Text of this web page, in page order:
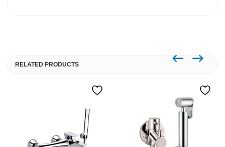
RELATED PRODUCTS